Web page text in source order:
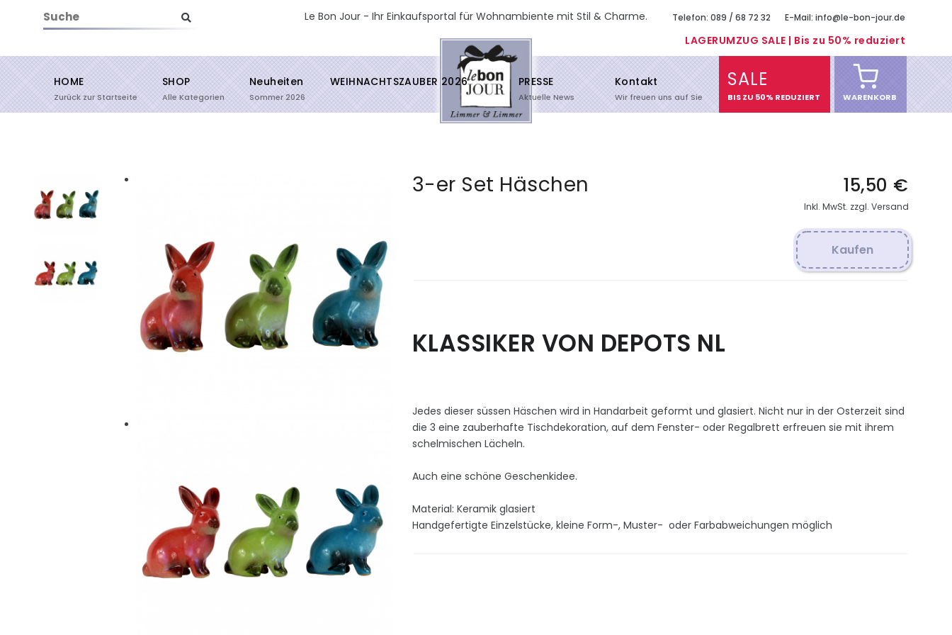
Le Bon Jour - Ihr Einkaufsportal für Wohnambiente mit Stil & Charme.
Suche starten
Telefon: 089 / 68 72 32 E-Mail: info@le-bon-jour.de
LAGERUMZUG SALE | Bis zu 50% reduziert
HOME
Zurück zur Startseite
SHOP
Alle Kategorien
Neuheiten
Sommer 2026
WEIHNACHTSZAUBER 2026 PRESSE
Aktuelle News
Kontakt
Wir freuen uns auf Sie
SALE
BIS ZU 50% REDUZIERT WARENKORB
3-er Set Häschen 15,50 €
Inkl. MwSt. zzgl. Versand
Kaufen
KLASSIKER VON DEPOTS NL
Jedes dieser süssen Häschen wird in Handarbeit geformt und glasiert. Nicht nur in der Osterzeit sind
die 3 eine zauberhafte Tischdekoration, auf dem Fenster- oder Regalbrett erfreuen sie mit ihrem
schelmischen Lächeln.
Auch eine schöne Geschenkidee.
Material: Keramik glasiert
Handgefertigte Einzelstücke, kleine Form-, Muster- oder Farbabweichungen möglich